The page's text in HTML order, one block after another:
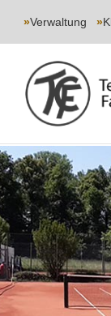
»Verwaltung »